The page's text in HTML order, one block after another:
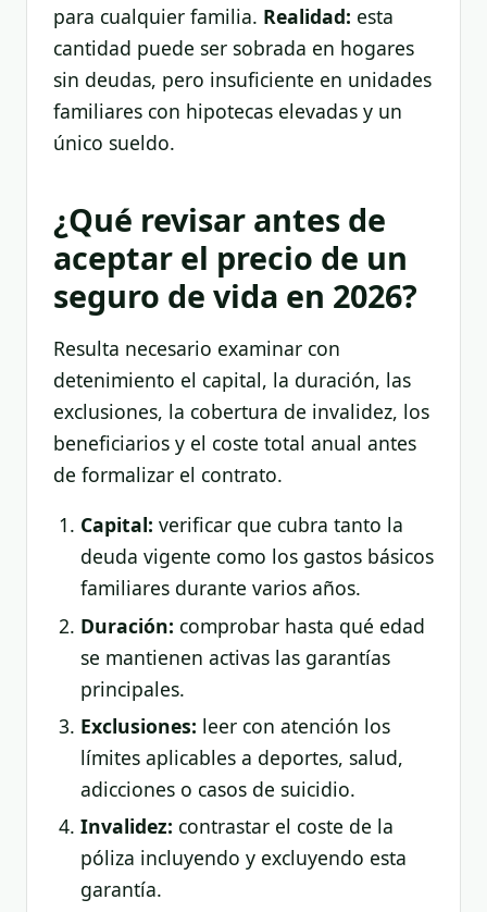
para cualquier familia. Realidad: esta
cantidad puede ser sobrada en hogares
sin deudas, pero insuficiente en unidades
familiares con hipotecas elevadas y un
único sueldo.
¿Qué revisar antes de
aceptar el precio de un
seguro de vida en 2026?
Resulta necesario examinar con
detenimiento el capital, la duración, las
exclusiones, la cobertura de invalidez, los
beneficiarios y el coste total anual antes
de formalizar el contrato.
Capital: verificar que cubra tanto la
deuda vigente como los gastos básicos
familiares durante varios años.
Duración: comprobar hasta qué edad
se mantienen activas las garantías
principales.
Exclusiones: leer con atención los
límites aplicables a deportes, salud,
adicciones o casos de suicidio.
Invalidez: contrastar el coste de la
póliza incluyendo y excluyendo esta
garantía.